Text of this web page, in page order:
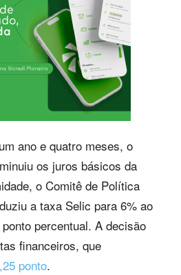
ano e quatro meses, o
os juros básicos da
o Comitê de Política
a taxa Selic para 6% ao
percentual. A decisão
financeiros, que
ponto.